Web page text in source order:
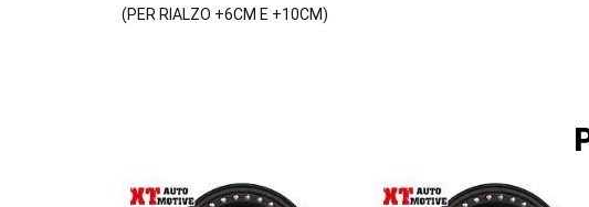
(PER RIALZO +6CM E +10CM)